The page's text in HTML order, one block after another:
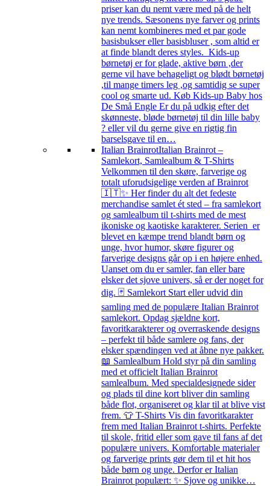
priser kan du nemt være med på de helt
nye trends. Sæsonens nye farver og prints
kan nemt kombineres med et par gode
basisbukser eller basisbluser , som altid er
at finde blandt deres styles. Kids-up
børnetøj er for glade, aktive børn ,der
gerne vil have behageligt og blødt børnetøj
,til mange timers leg ,og samtidig se super
cool og smarte ud. Køb Kids-up Baby hos
De Små Engle Er du på udkig efter det
skønneste, bløde børnetøj til din lille baby
? eller vil du gerne give en rigtig fin
barselsgave til en…
Italian BrainrotItalian Brainrot –
Samlekort, Samlealbum & T-Shirts
Velkommen til den skøre, farverige og
totalt uforudsigelige verden af Brainrot
🇮🇹✨ Her finder du alt det fedeste
merchandise samlet ét sted – fra samlekort
og samlealbum til t-shirts med de mest
ikoniske og kaotiske karakterer. Serien er
blevet en kæmpe trend blandt børn og
unge, hvor humor, skøre figurer og
farverige designs går op i en højere enhed.
Uanset om du er samler, fan eller bare
elsker det sjove univers, så er der noget for
dig. 🃏 Samlekort Start eller udvid din
samling med de populære Italian Brainrot
samlekort. Opdag sjældne kort,
favoritkarakterer og overraskende designs
– perfekt til både samlere og fans, der
elsker spændingen ved at åbne nye pakker.
📖 Samlealbum Hold styr på din samling
med et officielt Italian Brainrot
samlealbum. Med specialdesignede sider
og plads til dine kort bliver din samling
både flot, organiseret og klar til at blive vist
frem. 👕 T-Shirts Vis din favoritkarakter
frem med Italian Brainrot t-shirts. Perfekte
til skole, fritid eller som gave til fans af det
populære univers. Komfortable materialer
og farverige prints gør dem til et hit hos
både børn og unge. Derfor er Italian
Brainrot populært: ✨ Sjove og unikke…